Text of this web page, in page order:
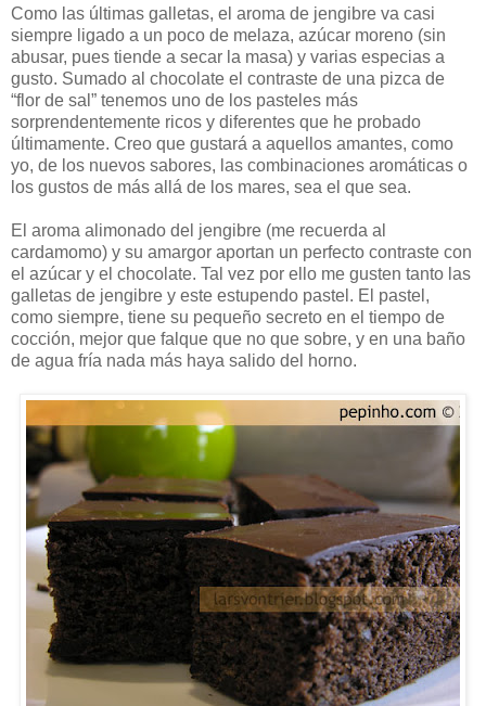
Como las últimas galletas, el aroma de jengibre va casi
siempre ligado a un poco de melaza, azúcar moreno (sin
abusar, pues tiende a secar la masa) y varias especias a
gusto. Sumado al chocolate el contraste de una pizca de
“flor de sal” tenemos uno de los pasteles más
sorprendentemente ricos y diferentes que he probado
últimamente. Creo que gustará a aquellos amantes, como
yo, de los nuevos sabores, las combinaciones aromáticas o
los gustos de más allá de los mares, sea el que sea.
El aroma alimonado del jengibre (me recuerda al
cardamomo) y su amargor aportan un perfecto contraste con
el azúcar y el chocolate. Tal vez por ello me gusten tanto las
galletas de jengibre y este estupendo pastel. El pastel,
como siempre, tiene su pequeño secreto en el tiempo de
cocción, mejor que falque que no que sobre, y en una baño
de agua fría nada más haya salido del horno.